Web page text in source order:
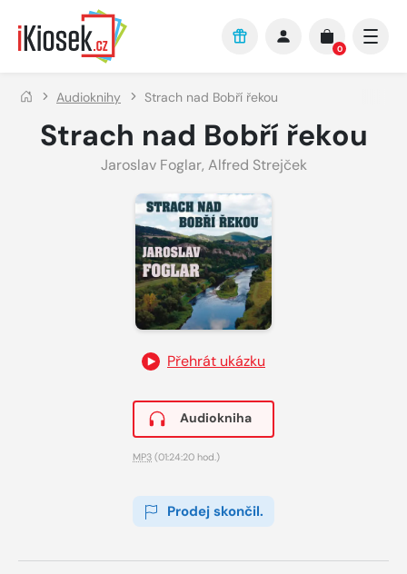
Přejít na hlavní obsah
0
Audioknihy Strach nad Bobří řekou
Strach nad Bobří řekou
Jaroslav Foglar, Alfred Strejček
Přehrát ukázku
Audiokniha
MP3 (01:24:20 hod.)
Prodej skončil.